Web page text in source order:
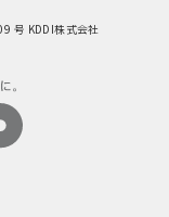
号 KDDI株式会社